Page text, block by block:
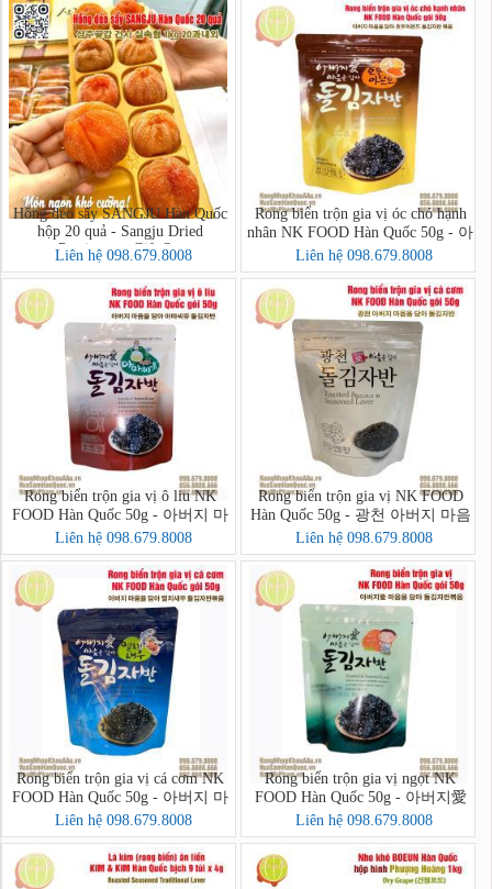
Hồng dẻo sấy SANGJU Hàn Quốc
hộp 20 quả - Sangju Dried
Persimmon Gift Set
Liên hệ 098.679.8008
Rong biển trộn gia vị óc chó hạnh
nhân NK FOOD Hàn Quốc 50g - 아
버지 마음을 담아 호두아몬드 돌
김자반 볶음
Liên hệ 098.679.8008
Rong biển trộn gia vị ô liu NK
FOOD Hàn Quốc 50g - 아버지 마
음을 담아 아마씨유 돌김자반
Liên hệ 098.679.8008
Rong biển trộn gia vị NK FOOD
Hàn Quốc 50g - 광천 아버지 마음
을 담아 돌김자반
Liên hệ 098.679.8008
Rong biển trộn gia vị cá cơm NK
FOOD Hàn Quốc 50g - 아버지 마
음을 담아 멸치새우 돌김자반볶음
Liên hệ 098.679.8008
Rong biển trộn gia vị ngọt NK
FOOD Hàn Quốc 50g - 아버지愛
마음을 담아 돌김자반볶음
Liên hệ 098.679.8008